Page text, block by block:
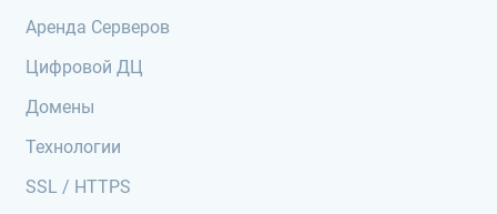
Аренда Серверов
Цифровой ДЦ
Домены
Технологии
SSL / HTTPS